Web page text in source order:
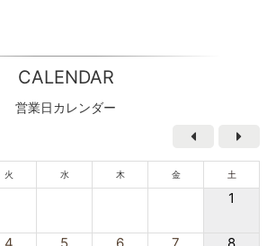
CALENDAR
営業日カレンダー
火 水 木 金 土
1